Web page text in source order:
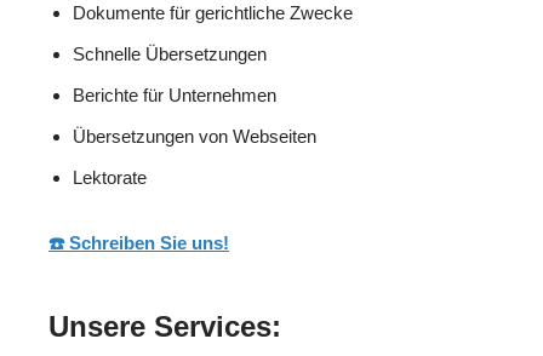
Dokumente für gerichtliche Zwecke
Schnelle Übersetzungen
Berichte für Unternehmen
Übersetzungen von Webseiten
Lektorate
☎️ Schreiben Sie uns!
Unsere Services: